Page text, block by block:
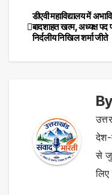
Post
navigation
डीएवी महाविद्यालय में
बादशाहत खत्म, अध्यक्ष पद
निर्दलीय निखिल शर्मा जीते
देश-
से
लिए